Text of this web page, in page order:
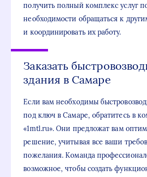
получить полный комплекс услуг
необходимости обращаться к
и координировать их работу.
Заказать
здания в Самаре
Если вам необходимы
под ключ в Самаре, обратитесь в
«1mtl.ru». Они предложат вам
решение, учитывая все ваши
пожелания. Команда
возможное, чтобы создать